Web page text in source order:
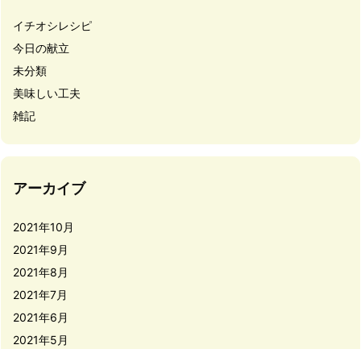
イチオシレシピ
今日の献立
未分類
美味しい工夫
雑記
アーカイブ
2021年10月
2021年9月
2021年8月
2021年7月
2021年6月
2021年5月